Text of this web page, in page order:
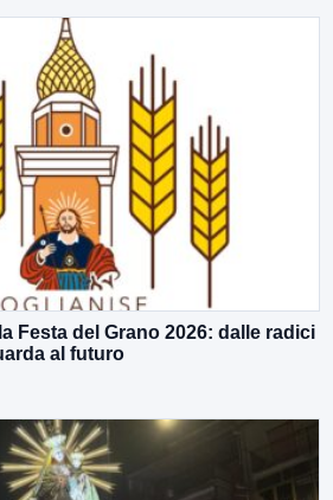
Festa del Grano 2026: dalle radici
al futuro